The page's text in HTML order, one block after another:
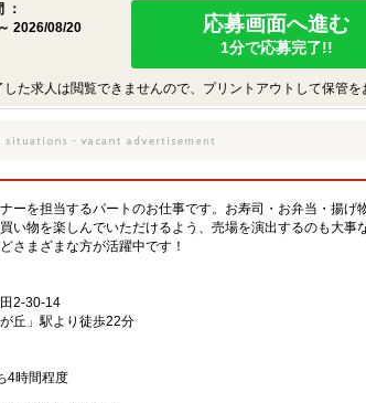
：
2026/08/20
応募画面へ進む
1分で応募完了!!
た求人は閲覧できませんので、プリントアウトして保管を
ーを担当するパートのお仕事です。お寿司・お弁当・揚げ
い物を楽しんでいただけるよう、売場を演出するのも大
さまざまな方が活躍中です！
2-30-14
丘」駅より徒歩22分
4時間程度